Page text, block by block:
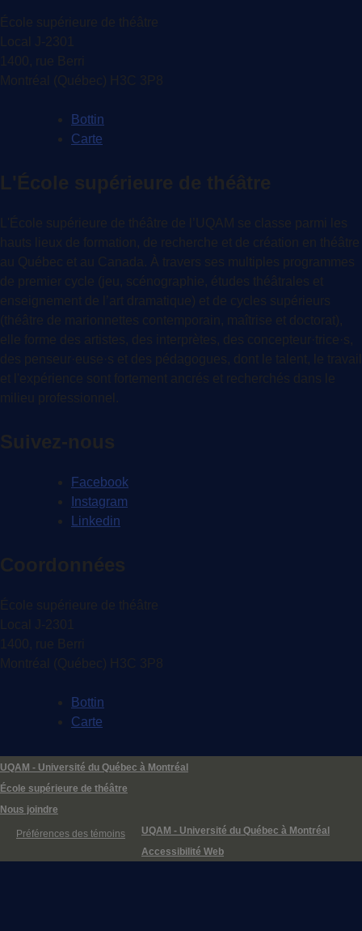
École supérieure de théâtre
Local J-2301
1400, rue Berri
Montréal (Québec) H3C 3P8
Bottin
Carte
L'École supérieure de théâtre
L'École supérieure de théâtre de l’UQAM se classe parmi les
hauts lieux de formation, de recherche et de création en théâtre
au Québec et au Canada. À travers ses multiples programmes
de premier cycle (jeu, scénographie, études théâtrales et
enseignement de l’art dramatique) et de cycles supérieurs
(théâtre de marionnettes contemporain, maîtrise et doctorat),
elle forme des artistes, des interprètes, des concepteur·trice·s,
des penseur·euse·s et des pédagogues, dont le talent, le travail
et l'expérience sont fortement ancrés et recherchés dans le
milieu professionnel.
Suivez-nous
Facebook
Instagram
Linkedin
Coordonnées
École supérieure de théâtre
Local J-2301
1400, rue Berri
Montréal (Québec) H3C 3P8
Bottin
Carte
UQAM - Université du Québec à Montréal
École supérieure de théâtre
Nous joindre
Préférences des témoins
UQAM - Université du Québec à Montréal
Accessibilité Web